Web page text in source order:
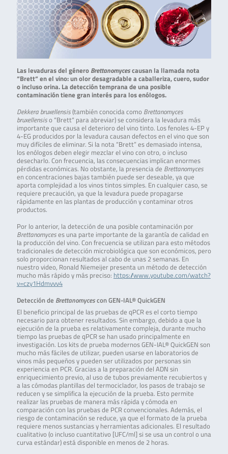
Las levaduras del género Brettanomycescausan la llamada nota
“Brett“ en el vino: un olor desagradable a caballeriza, cuero, sudor
o incluso orina. La detección temprana de una posible
contaminación tiene gran interés para los enólogos.
Dekkera bruxellensis(también conocida como Brettanomyces
bruxellensiso “Brett“ para abreviar) se considera la levadura más
importante que causa el deterioro del vino tinto. Los fenoles 4-EP y
4-EG producidos por la levadura causan defectos en el vino que son
muy difíciles de eliminar. Si la nota “Brett” es demasiado intensa,
los enólogos deben elegir mezclar el vino con otro, o incluso
desecharlo. Con frecuencia, las consecuencias implican enormes
pérdidas económicas. No obstante, la presencia de Brettanomyces
en concentraciones bajas también puede ser deseable, ya que
aporta complejidad a los vinos tintos simples. En cualquier caso, se
requiere precaución, ya que la levadura puede propagarse
rápidamente en las plantas de producción y contaminar otros
productos.
Por lo anterior, la detección de una posible contaminación por
Brettanomyceses una parte importante de la garantía de calidad en
la producción del vino. Con frecuencia se utilizan para esto métodos
tradicionales de detección microbiológica que son económicos, pero
solo proporcionan resultados al cabo de unas 2 semanas. En
nuestro video, Ronald Niemeijer presenta un método de detección
mucho más rápido y más preciso: https://www.youtube.com/watch?
v=czy1Hdmvvv4
Detección de Brettanomycescon GEN-IAL® QuickGEN
El beneficio principal de las pruebas de qPCR es el corto tiempo
necesario para obtener resultados. Sin embargo, debido a que la
ejecución de la prueba es relativamente compleja, durante mucho
tiempo las pruebas de qPCR se han usado principalmente en
investigación. Los kits de prueba modernos GEN-IAL® QuickGEN son
mucho más fáciles de utilizar, pueden usarse en laboratorios de
vinos más pequeños y pueden ser utilizados por personas sin
experiencia en PCR. Gracias a la preparación del ADN sin
enriquecimiento previo, al uso de tubos previamente recubiertos y
a las cómodas plantillas del termociclador, los pasos de trabajo se
reducen y se simplifica la ejecución de la prueba. Esto permite
realizar las pruebas de manera más rápida y cómoda en
comparación con las pruebas de PCR convencionales. Además, el
riesgo de contaminación se reduce, ya que el formato de la prueba
requiere menos sustancias y herramientas adicionales. El resultado
cualitativo (o incluso cuantitativo [UFC/ml] si se usa un control o una
curva estándar) está disponible en menos de 2 horas.